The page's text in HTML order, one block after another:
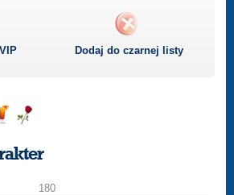
VIP Dodaj do czarnej listy
drinka
różę
180